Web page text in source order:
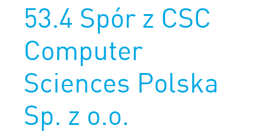
53.4 Spór z CSC
Computer
Sciences Polska
Sp. z o.o.